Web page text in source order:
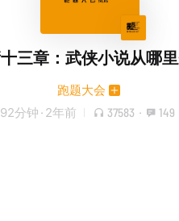
三章：武侠小说从哪
跑题大会
92分钟 · 2年前 37583 · 149